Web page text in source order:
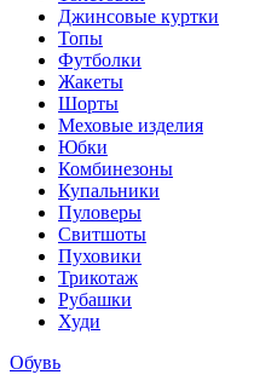
Джинсовые куртки
Топы
Футболки
Жакеты
Шорты
Меховые изделия
Юбки
Комбинезоны
Купальники
Пуловеры
Свитшоты
Пуховики
Трикотаж
Рубашки
Худи
Обувь